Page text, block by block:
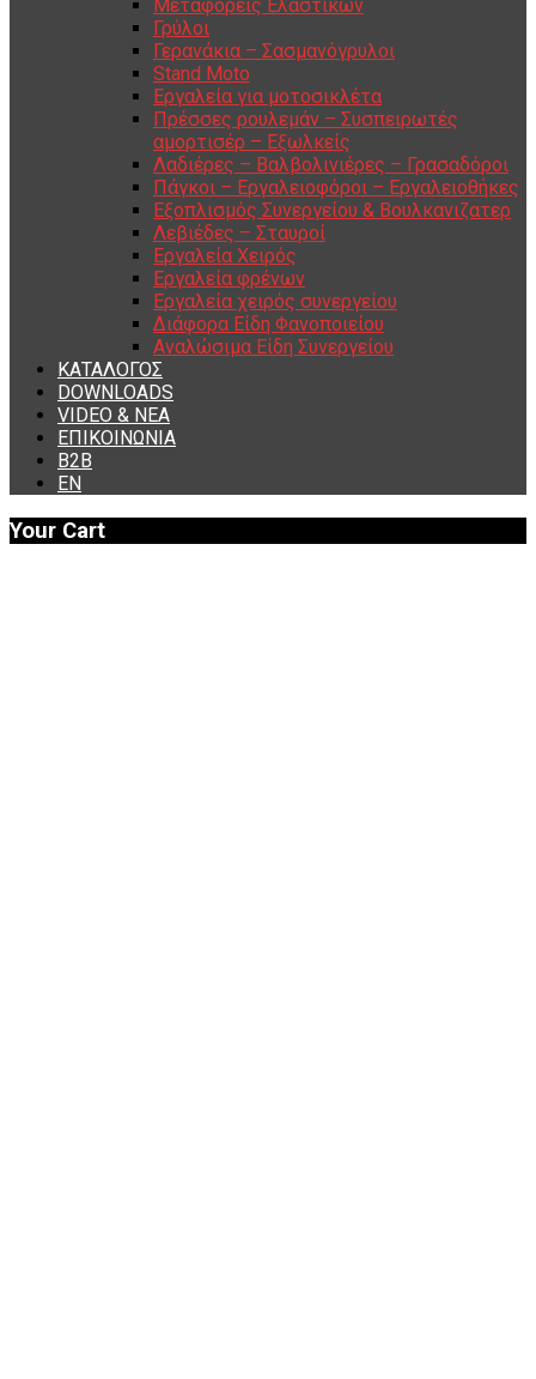
Μεταφορείς Ελαστικών
Γρύλοι
Γερανάκια – Σασμανόγρυλοι
Stand Moto
Εργαλεία για μοτοσικλέτα
Πρέσσες ρουλεμάν – Συσπειρωτές
αμορτισέρ – Εξωλκείς
Λαδιέρες – Βαλβολινιέρες – Γρασαδόροι
Πάγκοι – Εργαλειοφόροι – Εργαλειοθήκες
Εξοπλισμός Συνεργείου & Βουλκανιζατερ
Λεβιέδες – Σταυροί
Εργαλεία Χειρός
Εργαλεία φρένων
Εργαλεία χειρός συνεργείου
Διάφορα Είδη Φανοποιείου
Αναλώσιμα Είδη Συνεργείου
ΚΑΤΑΛΟΓΟΣ
DOWNLOADS
VIDEO & ΝΕΑ
ΕΠΙΚΟΙΝΩΝΙΑ
B2B
ΕΝ
Your Cart